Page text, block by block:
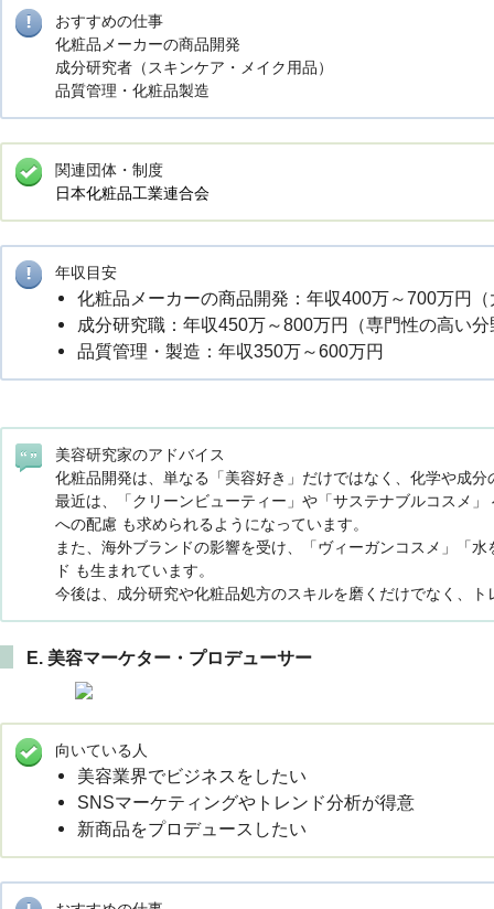
おすすめの仕事
化粧品メーカーの商品開発
成分研究者（スキンケア・メイク用品）
品質管理・化粧品製造
関連団体・制度
日本化粧品工業連合会
年収目安
化粧品メーカーの商品開発：年収400万～700万円
成分研究職：年収450万～800万円（専門性の高い
品質管理・製造：年収350万～600万円
美容研究家のアドバイス
化粧品開発は、単なる「美容好き」だけではなく、化学や成
最近は、「クリーンビューティー」や「サステナブルコスメ
への配慮 も求められるようになっています。
また、海外ブランドの影響を受け、「ヴィーガンコスメ」「
ド も生まれています。
今後は、成分研究や化粧品処方のスキルを磨くだけでなく、
E. 美容マーケター・プロデューサー
向いている人
美容業界でビジネスをしたい
SNSマーケティングやトレンド分析が得意
新商品をプロデュースしたい